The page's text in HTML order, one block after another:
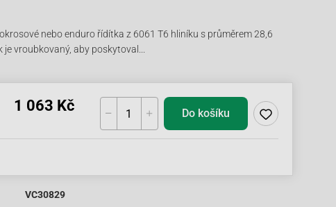
nebo enduro řídítka z 6061 T6 hliníku s průměrem 28,6
vroubkovaný, aby poskytoval...
1 063 Kč Do košíku
VC30829